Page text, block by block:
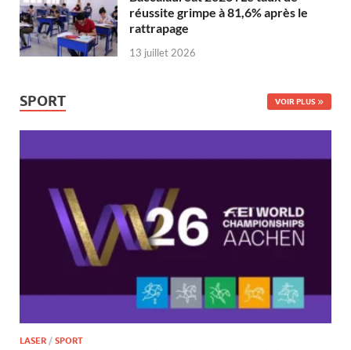
réussite grimpe à 81,6% après le
rattrapage
13 juillet 2026
SPORT VOIR PLUS
LASER / SPORT